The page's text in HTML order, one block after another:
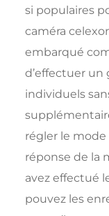
si populaires
caméra
embarqué
d’effectuer un
individuels
régler le
réponse de la
avez effectué
pouvez les